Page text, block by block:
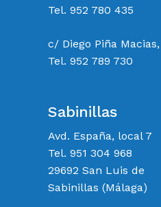
Tel. 952 780 435
c/ Diego Piña
Tel. 952 789 730
Sabinillas
Avd. España, local 7
Tel. 951 304 968
29692 San Luis de
Sabinillas (Málaga)